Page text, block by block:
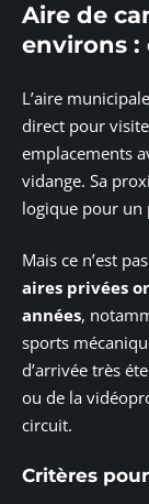
Aire de
environs :
L’aire
direct pour
emplacements
vidange. Sa
logique pour un
Mais ce n’est
aires privées
années,
sports
d’arrivée très
ou de la
circuit.
Critères